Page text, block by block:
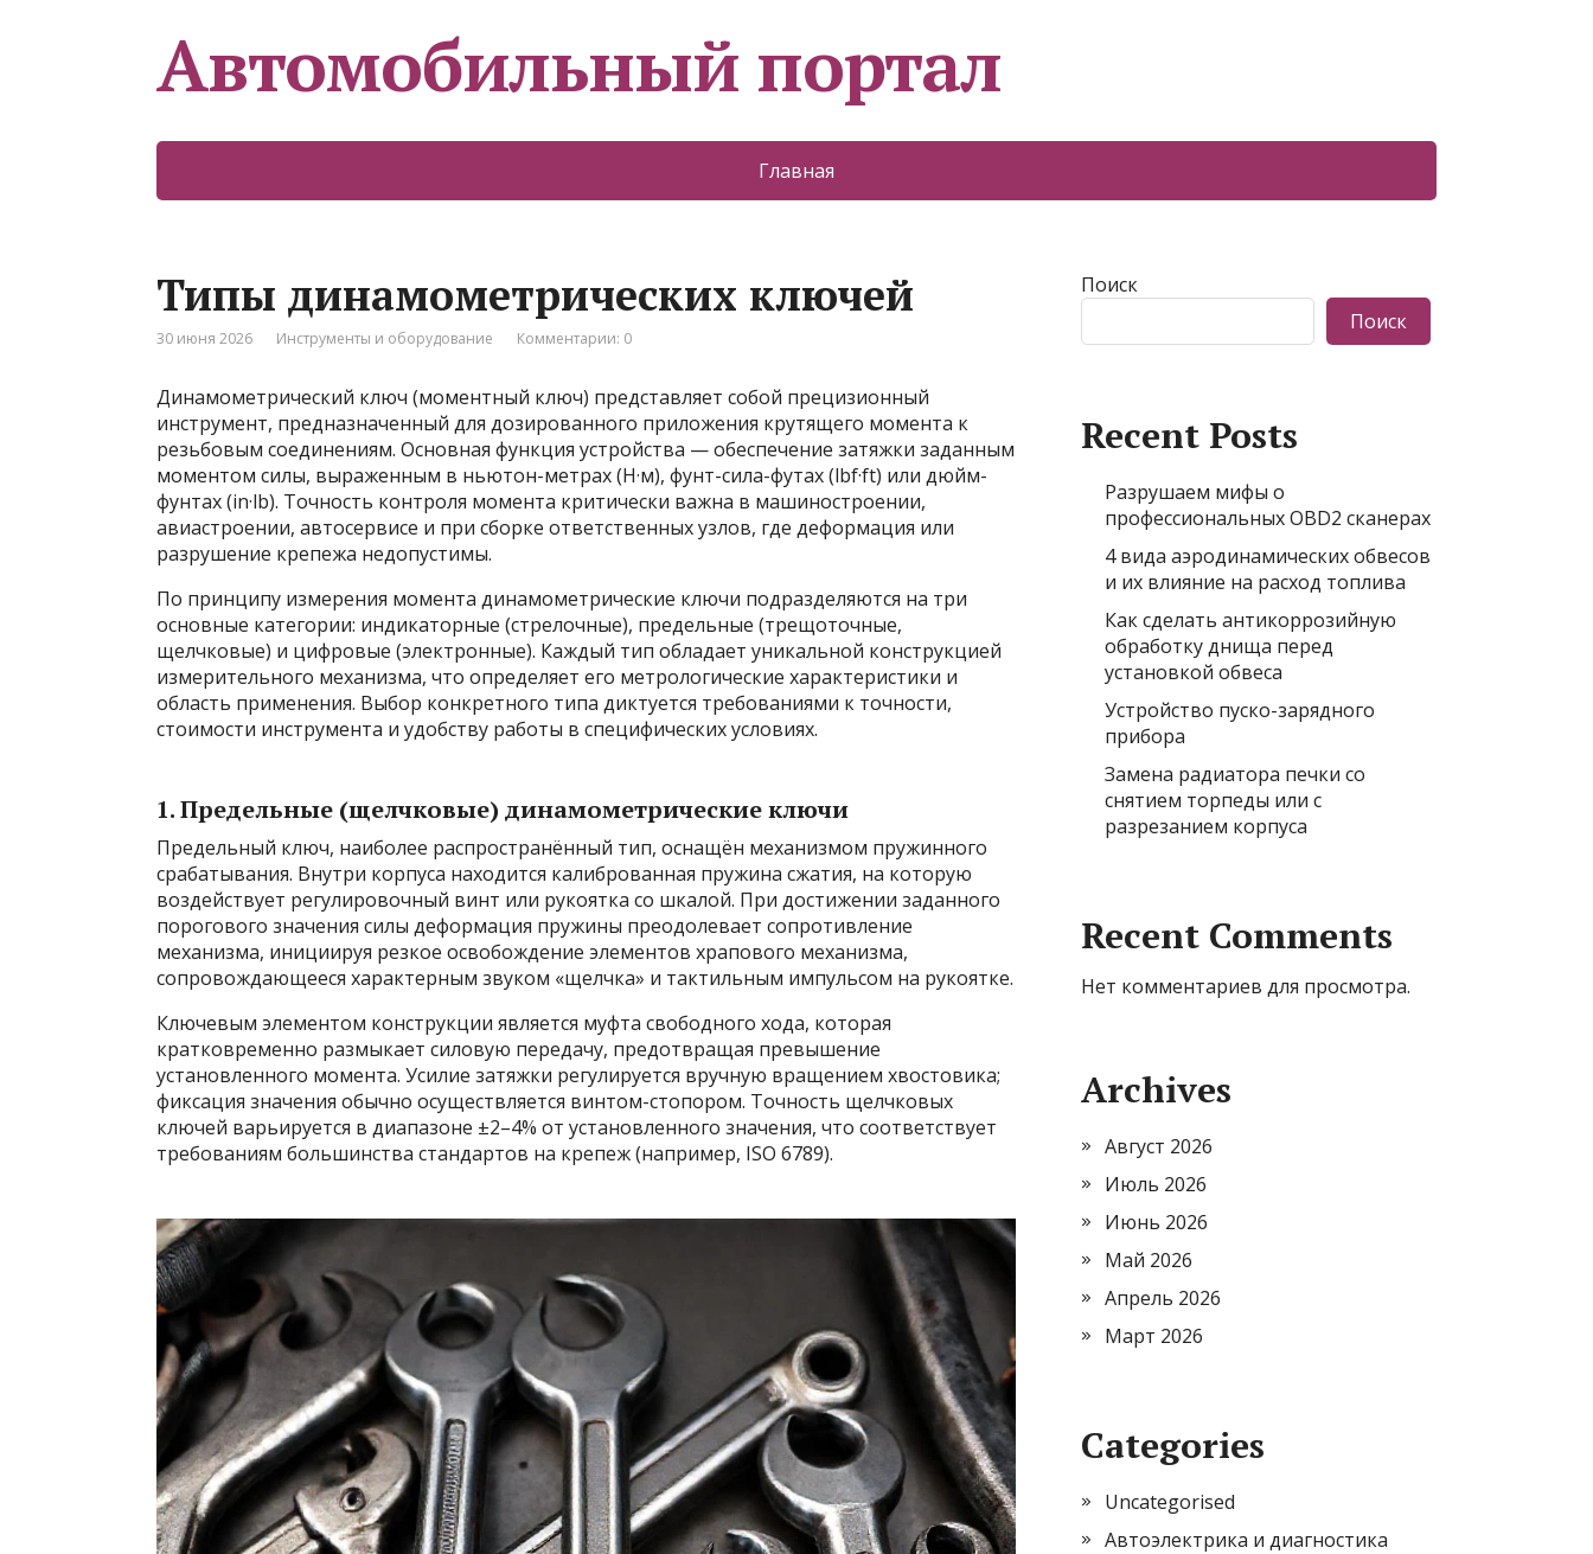
Автомобильный портал
Главная
Типы динамометрических ключей
30 июня 2026 Инструменты и оборудование Комментарии: 0
Динамометрический ключ (моментный ключ) представляет собой прецизионный
инструмент, предназначенный для дозированного приложения крутящего момента к
резьбовым соединениям. Основная функция устройства — обеспечение затяжки заданным
моментом силы, выраженным в ньютон-метрах (Н·м), фунт-сила-футах (lbf·ft) или дюйм-
фунтах (in·lb). Точность контроля момента критически важна в машиностроении,
авиастроении, автосервисе и при сборке ответственных узлов, где деформация или
разрушение крепежа недопустимы.
По принципу измерения момента динамометрические ключи подразделяются на три
основные категории: индикаторные (стрелочные), предельные (трещоточные,
щелчковые) и цифровые (электронные). Каждый тип обладает уникальной конструкцией
измерительного механизма, что определяет его метрологические характеристики и
область применения. Выбор конкретного типа диктуется требованиями к точности,
стоимости инструмента и удобству работы в специфических условиях.
1. Предельные (щелчковые) динамометрические ключи
Предельный ключ, наиболее распространённый тип, оснащён механизмом пружинного
срабатывания. Внутри корпуса находится калиброванная пружина сжатия, на которую
воздействует регулировочный винт или рукоятка со шкалой. При достижении заданного
порогового значения силы деформация пружины преодолевает сопротивление
механизма, инициируя резкое освобождение элементов храпового механизма,
сопровождающееся характерным звуком «щелчка» и тактильным импульсом на рукоятке.
Ключевым элементом конструкции является муфта свободного хода, которая
кратковременно размыкает силовую передачу, предотвращая превышение
установленного момента. Усилие затяжки регулируется вручную вращением хвостовика;
фиксация значения обычно осуществляется винтом-стопором. Точность щелчковых
ключей варьируется в диапазоне ±2–4% от установленного значения, что соответствует
требованиям большинства стандартов на крепеж (например, ISO 6789).
Поиск
Поиск
Recent Posts
Разрушаем мифы о
профессиональных OBD2 сканерах
4 вида аэродинамических обвесов
и их влияние на расход топлива
Как сделать антикоррозийную
обработку днища перед
установкой обвеса
Устройство пуско-зарядного
прибора
Замена радиатора печки со
снятием торпеды или с
разрезанием корпуса
Recent Comments
Нет комментариев для просмотра.
Archives
Август 2026
Июль 2026
Июнь 2026
Май 2026
Апрель 2026
Март 2026
Categories
Uncategorised
Автоэлектрика и диагностика